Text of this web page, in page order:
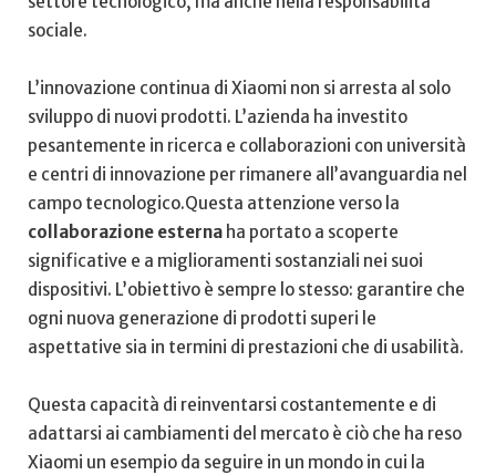
sociale.
L’innovazione continua di ⁣Xiaomi non si arresta al⁤ solo
sviluppo⁢ di⁣ nuovi‌ prodotti. L’azienda ha investito
⁣pesantemente in ricerca e collaborazioni con università
e centri​ di innovazione per rimanere all’avanguardia nel
campo ​tecnologico.Questa attenzione ⁤verso la
collaborazione esterna ha portato a scoperte
significative‍ e a miglioramenti sostanziali​ nei suoi
dispositivi. L’obiettivo è sempre⁤ lo​ stesso: ⁢garantire⁢ che
ogni ⁤nuova ⁤generazione di prodotti superi le
aspettative ⁤sia in ⁤termini di prestazioni che ⁤di usabilità.
Questa ‌capacità di reinventarsi⁤ costantemente e di
adattarsi ai cambiamenti‌ del mercato è ciò che ha reso
‍Xiaomi un esempio da​ seguire‍ in un mondo in cui la